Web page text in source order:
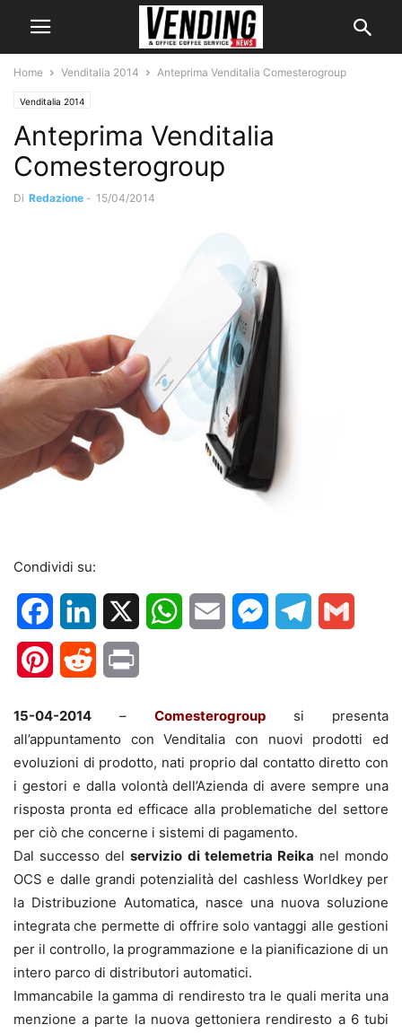
Home Venditalia 2014 Anteprima Venditalia Comesterogroup
Venditalia 2014
Anteprima Venditalia
Comesterogroup
Di Redazione - 15/04/2014
Condividi su:
FacebookLinkedIn WhatsApp
Email MessengerTelegram
PinterestReddit
15-04-2014 – Comesterogroup si presenta
all’appuntamento con Venditalia con nuovi prodotti ed
evoluzioni di prodotto, nati proprio dal contatto diretto con
i gestori e dalla volontà dell’Azienda di avere sempre una
risposta pronta ed efficace alla problematiche del settore
per ciò che concerne i sistemi di pagamento.
Dal successo delservizio di telemetria Reika nel mondo
OCS e dalle grandi potenzialità del cashless Worldkey per
la Distribuzione Automatica, nasce una nuova soluzione
integrata che permette di offrire solo vantaggi alle gestioni
per il controllo, la programmazione e la pianificazione di un
intero parco di distributori automatici.
Immancabile la gamma di rendiresto tra le quali merita una
menzione a parte la nuova gettoniera rendiresto a 6 tubi